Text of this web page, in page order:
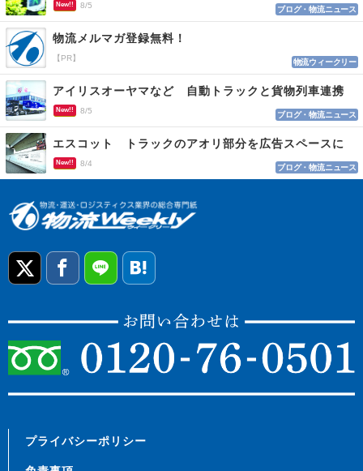
New!! 8/5 ブログ・物流ニュース
物流メルマガ登録無料！
【PR】 物流ウィークリー
アイリスオーヤマなど 自動トラックと貨物列車連携
New!! 8/5 ブログ・物流ニュース
エスコット トラックのアオリ部分を広告スペースに
New!! 8/4 ブログ・物流ニュース
プライバシーポリシー